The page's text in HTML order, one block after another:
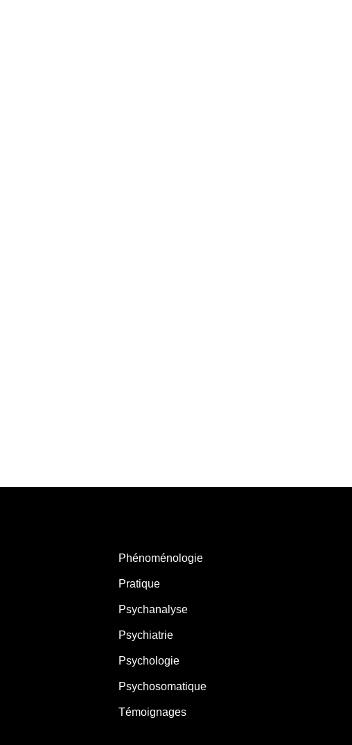
Phénoménologie
Pratique
Psychanalyse
Psychiatrie
Psychologie
Psychosomatique
Témoignages